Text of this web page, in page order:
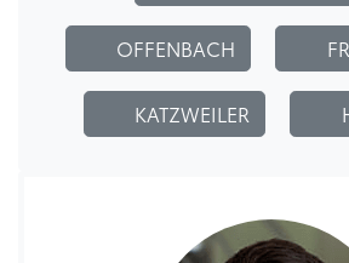
OFFENBACH
KATZWEILER